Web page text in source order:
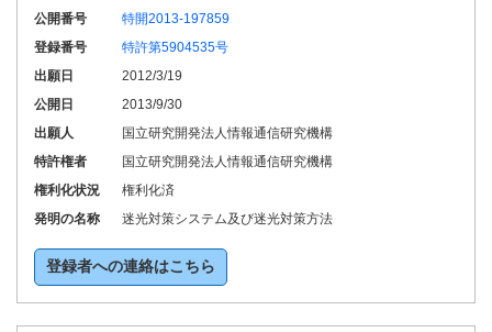
公開番号
特開2013-197859
登録番号
特許第5904535号
出願日
2012/3/19
公開日
2013/9/30
出願人
国立研究開発法人情報通信研究機構
特許権者
国立研究開発法人情報通信研究機構
権利化状況
権利化済
発明の名称
迷光対策システム及び迷光対策方法
登録者への連絡はこちら